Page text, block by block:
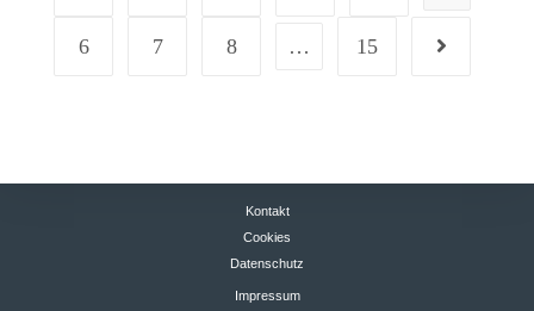
6 7 8 … 15
Kontakt
Cookies
Datenschutz
Impressum